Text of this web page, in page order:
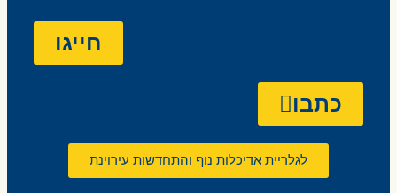
חייגו
כתבו
לגלריית אדיכלות נוף והתחדשות עירוינת